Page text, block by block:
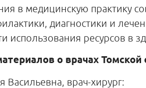
в медицинскую практику
диагностики и
использования ресурсов в
о врачах Томской
Васильевна, врач-хирург: